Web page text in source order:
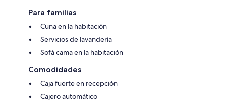
Para familias
Cuna en la habitación
Servicios de lavandería
Sofá cama en la habitación
Comodidades
Caja fuerte en recepción
Cajero automático